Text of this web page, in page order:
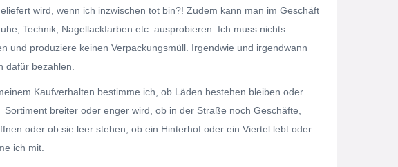
wird, wenn ich inzwischen tot bin?! Zudem kann man im Geschäft
Technik, Nagellackfarben etc. ausprobieren. Ich muss nichts
und produziere keinen Verpackungsmüll. Irgendwie und irgendwann
dafür bezahlen.
Kaufverhalten bestimme ich, ob Läden bestehen bleiben oder
breiter oder enger wird, ob in der Straße noch Geschäfte,
oder ob sie leer stehen, ob ein Hinterhof oder ein Viertel lebt oder
ich mit.